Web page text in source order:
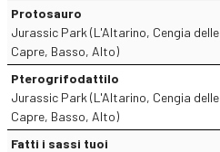
Protosauro
Jurassic Park (L'Altarino, Cengia delle
Capre, Basso, Alto)
Pterogrifodattilo
Jurassic Park (L'Altarino, Cengia delle
Capre, Basso, Alto)
Fatti i sassi tuoi